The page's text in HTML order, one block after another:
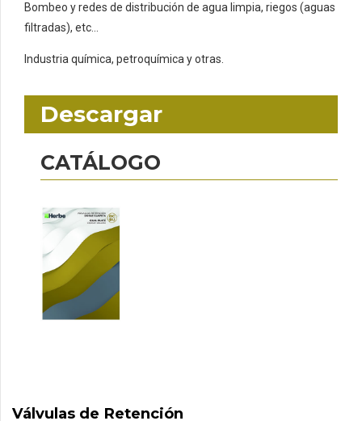
Bombeo y redes de distribución de agua limpia, riegos (aguas
filtradas), etc…
Industria química, petroquímica y otras.
Descargar
CATÁLOGO
Válvulas de Retención